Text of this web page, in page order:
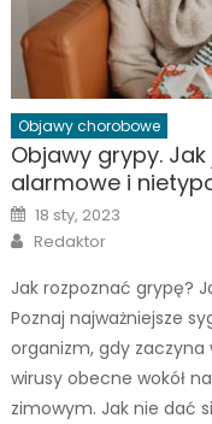
Objawy chorobowe
Objawy grypy.
alarmowe i
Posted
on
18 sty, 2023
Author
Redaktor
Jak rozpoznać grypę?
Poznaj najważniejsze
organizm, gdy zaczyna
wirusy obecne wokół
zimowym. Jak nie dać